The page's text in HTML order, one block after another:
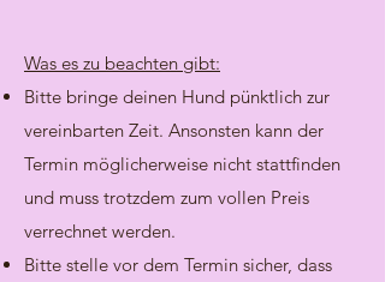
Was es zu beachten gibt:
Bitte bringe deinen Hund pünktlich zur
vereinbarten Zeit. Ansonsten kann der
Termin möglicherweise nicht stattfinden
und muss trotzdem zum vollen Preis
verrechnet werden.
Bitte stelle vor dem Termin sicher, dass